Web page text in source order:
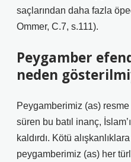
saçlarından daha fazla
Ommer, C.7, s.111).
Peygamber
neden
Peygamberimiz (as)
süren bu batıl inanç,
kaldırdı. Kötü
peygamberimiz (as) her